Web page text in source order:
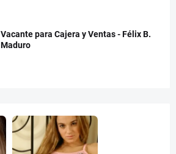
Vacante para Cajera y Ventas - Félix B.
Maduro